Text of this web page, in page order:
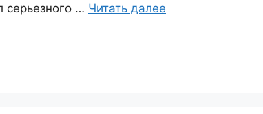
серьезного … Читать далее